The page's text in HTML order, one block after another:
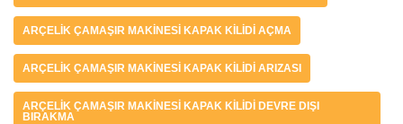
ARÇELIK ÇAMAŞIR MAKINESI KAPAK KILIDI AÇMA
ARÇELIK ÇAMAŞIR MAKINESI KAPAK KILIDI ARIZASI
ARÇELIK ÇAMAŞIR MAKINESI KAPAK KILIDI DEVRE DIŞI
BIRAKMA